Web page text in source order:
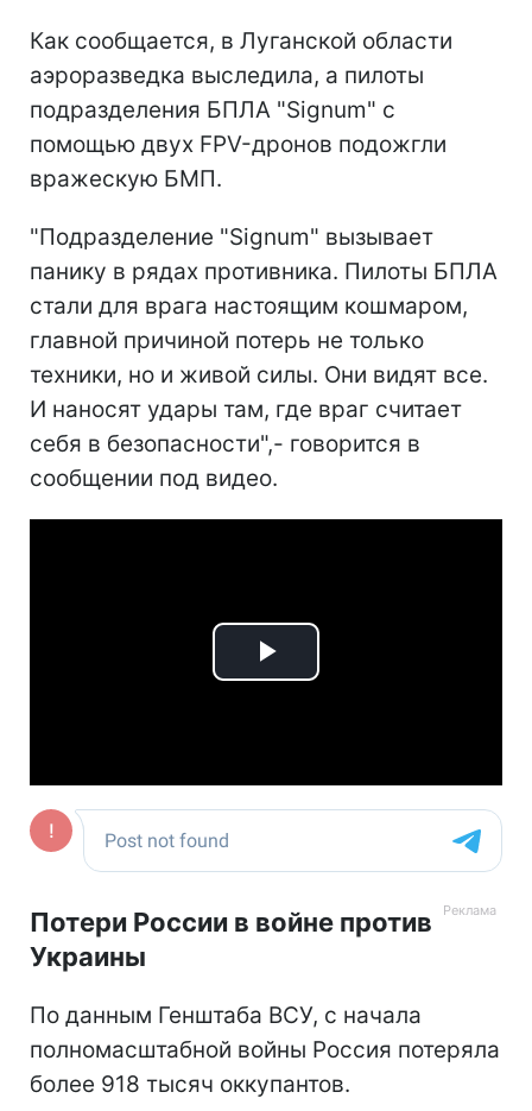
Как сообщается, в Луганской области
аэроразведка выследила, а пилоты
подразделения БПЛА "Signum" с
помощью двух FPV-дронов подожгли
вражескую БМП.
"Подразделение "Signum" вызывает
панику в рядах противника. Пилоты БПЛА
стали для врага настоящим кошмаром,
главной причиной потерь не только
техники, но и живой силы. Они видят все.
И наносят удары там, где враг считает
себя в безопасности",- говорится в
сообщении под видео.
Play
Потери России в войне против
Украины
По данным Генштаба ВСУ, с начала
полномасштабной войны Россия потеряла
более 918 тысяч оккупантов.